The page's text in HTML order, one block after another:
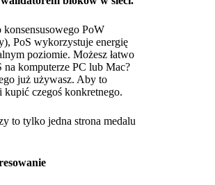
PoW
PoS wykorzystuje energię
poziomie. Możesz łatwo
na komputerze PC lub Mac?
już używasz. Aby to
kupić czegoś konkretnego.
to tylko jedna strona medalu